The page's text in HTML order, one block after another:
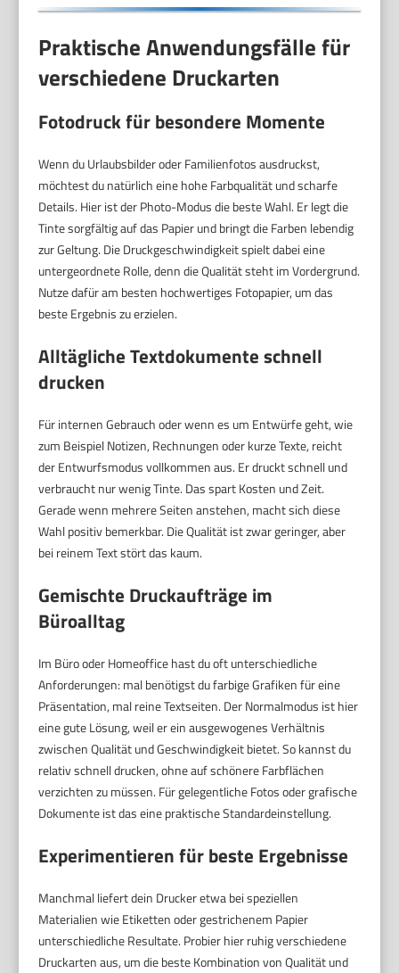
Praktische Anwendungsfälle für
verschiedene Druckarten
Fotodruck für besondere Momente
Wenn du Urlaubsbilder oder Familienfotos ausdruckst,
möchtest du natürlich eine hohe Farbqualität und scharfe
Details. Hier ist der Photo-Modus die beste Wahl. Er legt die
Tinte sorgfältig auf das Papier und bringt die Farben lebendig
zur Geltung. Die Druckgeschwindigkeit spielt dabei eine
untergeordnete Rolle, denn die Qualität steht im Vordergrund.
Nutze dafür am besten hochwertiges Fotopapier, um das
beste Ergebnis zu erzielen.
Alltägliche Textdokumente schnell
drucken
Für internen Gebrauch oder wenn es um Entwürfe geht, wie
zum Beispiel Notizen, Rechnungen oder kurze Texte, reicht
der Entwurfsmodus vollkommen aus. Er druckt schnell und
verbraucht nur wenig Tinte. Das spart Kosten und Zeit.
Gerade wenn mehrere Seiten anstehen, macht sich diese
Wahl positiv bemerkbar. Die Qualität ist zwar geringer, aber
bei reinem Text stört das kaum.
Gemischte Druckaufträge im
Büroalltag
Im Büro oder Homeoffice hast du oft unterschiedliche
Anforderungen: mal benötigst du farbige Grafiken für eine
Präsentation, mal reine Textseiten. Der Normalmodus ist hier
eine gute Lösung, weil er ein ausgewogenes Verhältnis
zwischen Qualität und Geschwindigkeit bietet. So kannst du
relativ schnell drucken, ohne auf schönere Farbflächen
verzichten zu müssen. Für gelegentliche Fotos oder grafische
Dokumente ist das eine praktische Standardeinstellung.
Experimentieren für beste Ergebnisse
Manchmal liefert dein Drucker etwa bei speziellen
Materialien wie Etiketten oder gestrichenem Papier
unterschiedliche Resultate. Probier hier ruhig verschiedene
Druckarten aus, um die beste Kombination von Qualität und